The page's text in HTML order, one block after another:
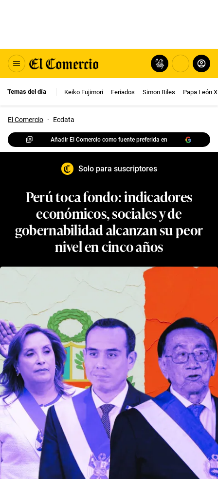
Temas del día Keiko Fujimori Feriados Simon Biles Papa León
El Comercio · Ecdata
Añadir El Comercio como fuente preferida en
Solo para suscriptores
Perú toca fondo: indicadores
económicos, sociales y de
gobernabilidad alcanzan su peor
nivel en cinco años